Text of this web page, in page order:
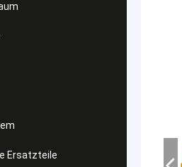
Ersatzteile